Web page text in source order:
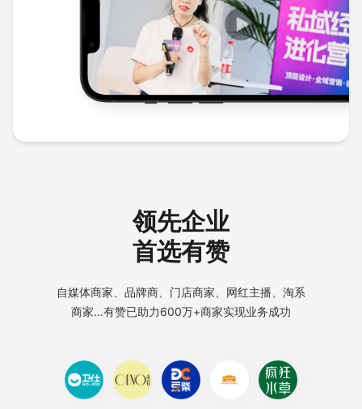
领先企业
首选有赞
自媒体商家、品牌商、门店商家、网红主播、淘系
商家…有赞已助力600万+商家实现业务成功